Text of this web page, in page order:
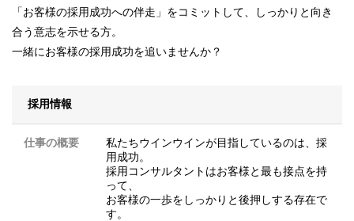
「お客様の採用成功への伴走」をコミットして、しっかりと向き
合う意志を示せる方。
一緒にお客様の採用成功を追いませんか？
採用情報
仕事の概要
私たちウインウインが目指しているのは、採
用成功。
採用コンサルタントはお客様と最も接点を持
って、
お客様の一歩をしっかりと後押しする存在で
す。